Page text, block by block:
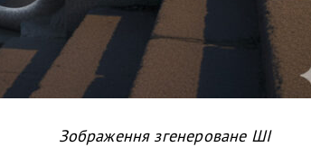
Зображення згенероване ШІ